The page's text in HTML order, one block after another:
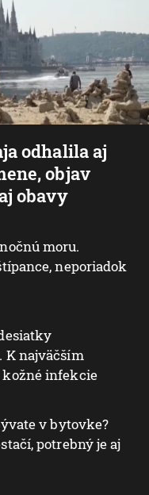
odhalila aj
objav
obavy
moru.
neporiadok
najväčším
kožné infekcie
v bytovke?
potrebný je aj